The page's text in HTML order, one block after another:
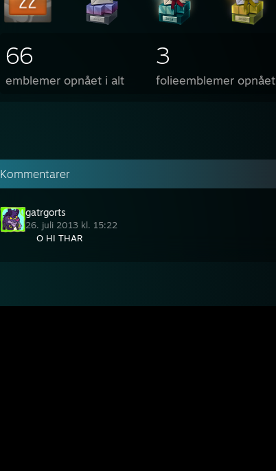
66
emblemer opnået i alt
3
folieemblemer opnået
Kommentarer
gatrgorts
26. juli 2013 kl. 15:22
O HI THAR